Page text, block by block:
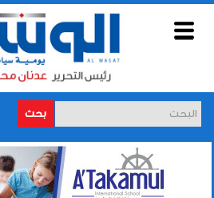
بحث